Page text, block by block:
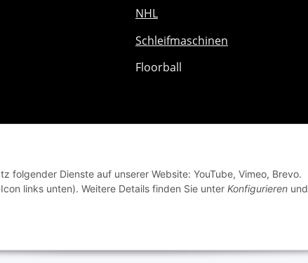
folgender Dienste auf unserer Website: YouTube, Vimeo, Brevo.
links unten). Weitere Details finden Sie unter Konfigurieren und
NHL
Schleifmaschinen
Floorball